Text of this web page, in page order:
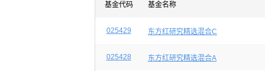
基金代码 基金名称
025429 东方红研究精选混合C
025428 东方红研究精选混合A